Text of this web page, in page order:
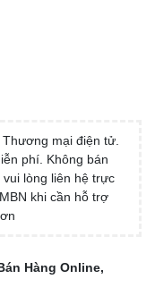
mại điện tử.
phí. Không bán
lòng liên hệ trực
khi cần hỗ trợ
Hàng Online,